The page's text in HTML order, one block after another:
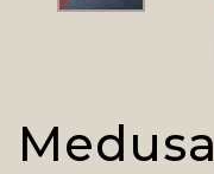
Medusa